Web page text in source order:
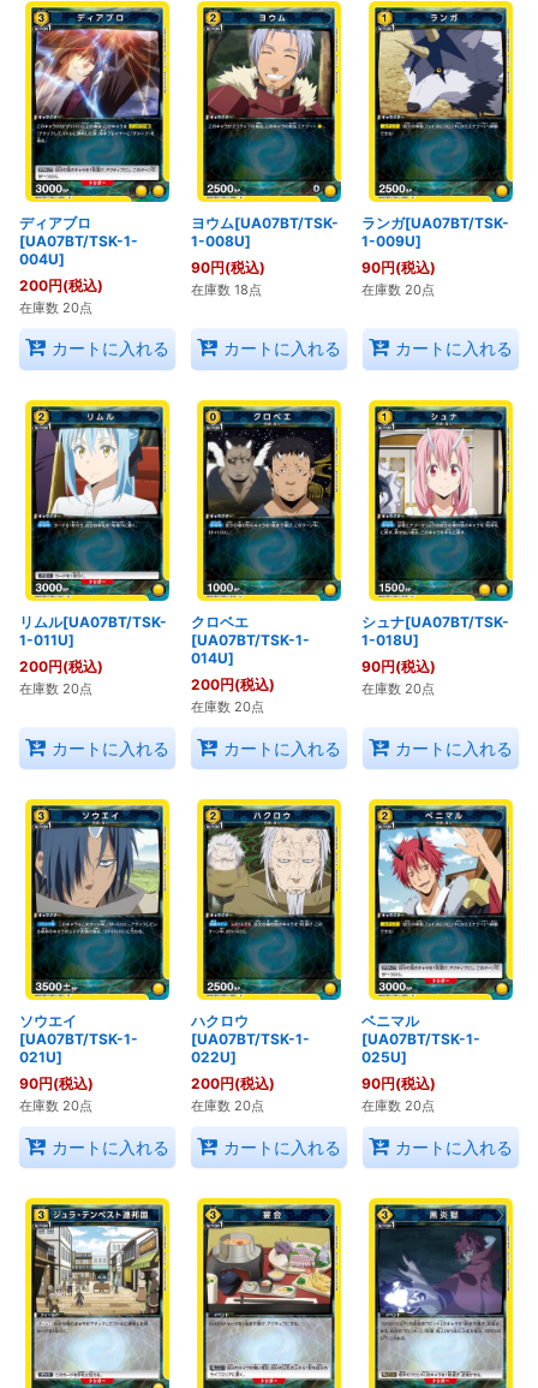
ディアブロ
[UA07BT/TSK-1-
004U]
200円(税込)
在庫数 20点
カートに入れる
ヨウム[UA07BT/TSK-
1-008U]
90円(税込)
在庫数 18点
カートに入れる
ランガ[UA07BT/TSK-
1-009U]
90円(税込)
在庫数 20点
カートに入れる
リムル[UA07BT/TSK-
1-011U]
200円(税込)
在庫数 20点
カートに入れる
クロベエ
[UA07BT/TSK-1-
014U]
200円(税込)
在庫数 20点
カートに入れる
シュナ[UA07BT/TSK-
1-018U]
90円(税込)
在庫数 20点
カートに入れる
ソウエイ
[UA07BT/TSK-1-
021U]
90円(税込)
在庫数 20点
カートに入れる
ハクロウ
[UA07BT/TSK-1-
022U]
200円(税込)
在庫数 20点
カートに入れる
ベニマル
[UA07BT/TSK-1-
025U]
90円(税込)
在庫数 20点
カートに入れる